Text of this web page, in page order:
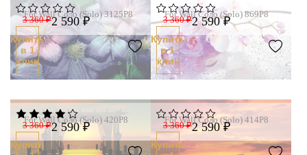
For Wall Соло (Solo) 3125P8
3 360 ₽2 590 ₽
Купить
в 1
клик
For Wall Соло (Solo) 869P8
3 360 ₽2 590 ₽
Купить
в 1
клик
For Wall Соло (Solo) 420P8
3 360 ₽2 590 ₽
Купить
For Wall Соло (Solo) 414P8
3 360 ₽2 590 ₽
Купить